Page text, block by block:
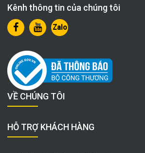
Kênh thông tin của chúng tôi
Zalo
VỀ CHÚNG TÔI
HỖ TRỢ KHÁCH HÀNG